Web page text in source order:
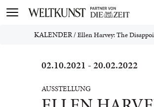
Toggle
KALENDER/Ellen Harvey: The
02.10.2021 - 20.02.2022
AUSSTELLUNG